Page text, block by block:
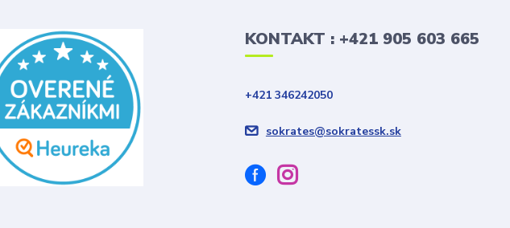
KONTAKT : +421 905 603 665
+421 346242050
sokrates@sokratessk.sk